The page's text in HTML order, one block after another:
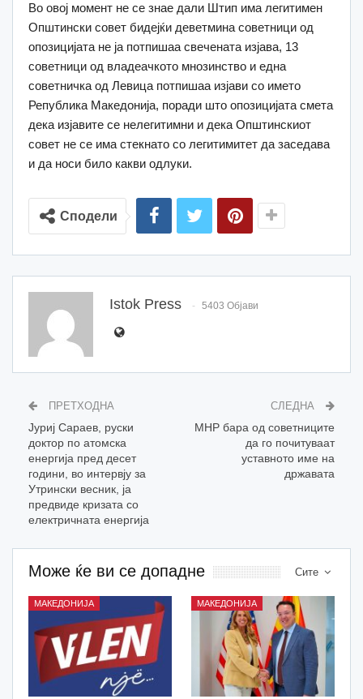
Во овој момент не се знае дали Штип има легитимен
Општински совет бидејќи деветмина советници од
опозицијата не ја потпишаа свечената изјава, 13
советници од владеачкото мнозинство и една
советничка од Левица потпишаа изјави со името
Република Македонија, поради што опозицијата смета
дека изјавите се нелегитимни и дека Општинскиот
совет не се има стекнато со легитимитет да заседава
и да носи било какви одлуки.
Сподели
Istok Press 5403 Објави
ПРЕТХОДНА
Јуриј Сараев, руски
доктор по атомска
енергија пред десет
години, во интервју за
Утрински весник, ја
предвиде кризата со
електричната енергија
СЛЕДНА
МНР бара од советниците
да го почитуваат
уставното име на
државата
Сите
Може ќе ви се допадне
МАКЕДОНИЈА МАКЕДОНИЈА